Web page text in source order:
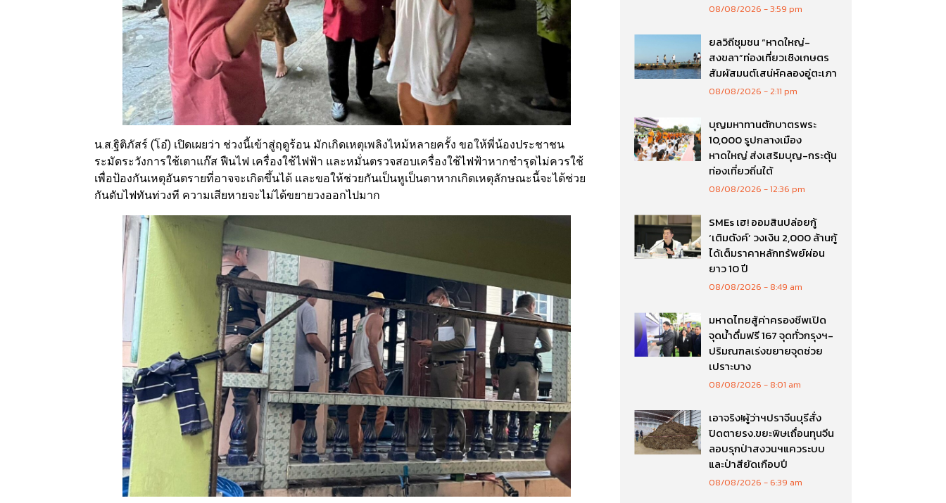
น.ส.ฐิติภัสร์ (โอ๋) เปิดเผยว่า ช่วงนี้เข้าสู่ฤดูร้อน มักเกิดเหตุเพลิงไหม้หลายครั้ง ขอให้พี่น้องประชาชน
ระมัดระวังการใช้เตาแก๊ส ฟืนไฟ เครื่องใช้ไฟฟ้า และหมั่นตรวจสอบเครื่องใช้ไฟฟ้าหากชำรุดไม่ควรใช้
เพื่อป้องกันเหตุอันตรายที่อาจจะเกิดขึ้นได้ และขอให้ช่วยกันเป็นหูเป็นตาหากเกิดเหตุลักษณะนี้จะได้ช่วย
กันดับไฟทันท่วงที ความเสียหายจะไม่ได้ขยายวงออกไปมาก
08/08/2026 3:59 pm
ยลวิถีชุมชน “หาดใหญ่-
สงขลา”ท่องเที่ยวเชิงเกษตร
สัมผัสมนต์เสน่ห์คลองอู่ตะเภา
08/08/2026 2:11 pm
บุญมหาทานตักบาตรพระ
10,000 รูปกลางเมือง
หาดใหญ่ ส่งเสริมบุญ-กระตุ้น
ท่องเที่ยวถิ่นใต้
08/08/2026 12:36 pm
SMEs เฮ! ออมสินปล่อยกู้
‘เติมตังค์’ วงเงิน 2,000 ล้านกู้
ได้เต็มราคาหลักทรัพย์ผ่อน
ยาว 10 ปี
08/08/2026 8:49 am
มหาดไทยสู้ค่าครองชีพเปิด
จุดน้ำดื่มฟรี 167 จุดทั่วกรุงฯ-
ปริมณฑลเร่งขยายจุดช่วย
เปราะบาง
08/08/2026 8:01 am
เอาจริง!ผู้ว่าฯปราจีนบุรีสั่ง
ปิดตายรง.ขยะพิษเถื่อนทุนจีน
ลอบรุกป่าสงวนฯแควระบบ
และป่าสียัดเกือบปี
08/08/2026 6:39 am